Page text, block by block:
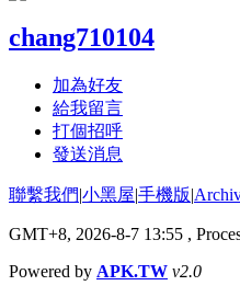
chang710104
加為好友
給我留言
打個招呼
發送消息
聯繫我們|小黑屋|手機版|
GMT+8, 2026-8-7 13:55 ,
Powered by APK.TW v2.0